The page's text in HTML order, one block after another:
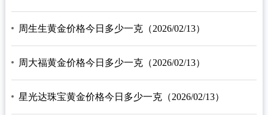
周生生黄金价格今日多少一克（2026/02/13）
周大福黄金价格今日多少一克（2026/02/13）
星光达珠宝黄金价格今日多少一克（2026/02/13）